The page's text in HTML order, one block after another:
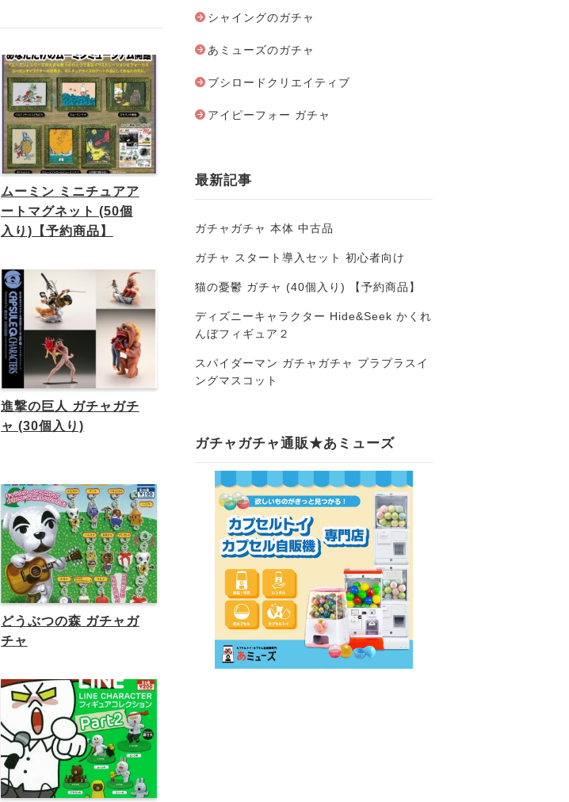
ムーミン ミニチュアア
ートマグネット (50個
入り)【予約商品】
進撃の巨人 ガチャガチ
ャ (30個入り)
どうぶつの森 ガチャガ
チャ
シャイングのガチャ
あミューズのガチャ
ブシロードクリエイティブ
アイピーフォー ガチャ
最新記事
ガチャガチャ 本体 中古品
ガチャ スタート導入セット 初心者向け
猫の憂鬱 ガチャ (40個入り) 【予約商品】
ディズニーキャラクター Hide&Seek かくれ
んぼフィギュア２
スパイダーマン ガチャガチャ プラプラスイ
ングマスコット
ガチャガチャ通販★あミューズ